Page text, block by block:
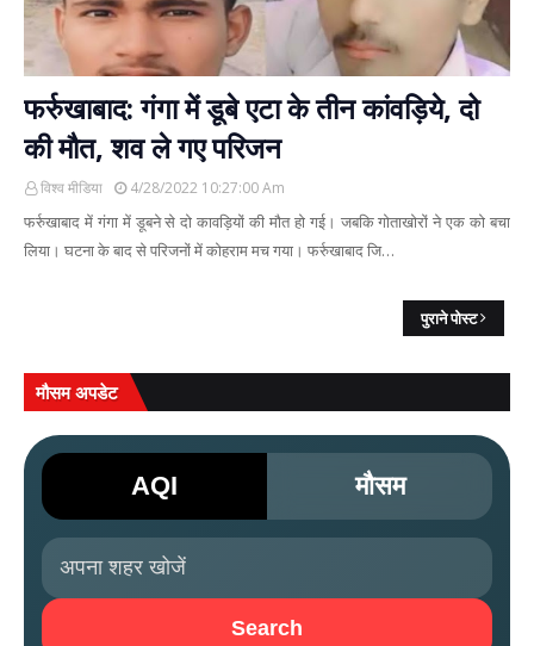
फर्रुखाबाद: गंगा में डूबे एटा के तीन कांवड़िये, दो
की मौत, शव ले गए परिजन
विश्व मीडिया 4/28/2022 10:27:00 Am
फर्रुखाबाद में गंगा में डूबने से दो कावड़ियों की मौत हो गई। जबकि गोताखोरों ने एक को बचा
लिया। घटना के बाद से परिजनों में कोहराम मच गया। फर्रुखाबाद जि…
पुराने पोस्ट
मौसम अपडेट
AQI मौसम
Search